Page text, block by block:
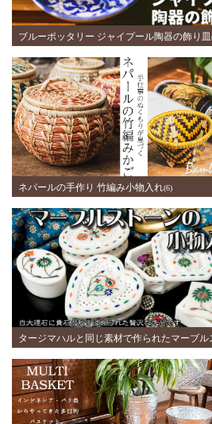
ブルーポッタリー ジャイプール陶器の飾り皿
ネパールの手作り 竹編み小物入れ(6)
タージマハルと同じ素材で作られたマーブル